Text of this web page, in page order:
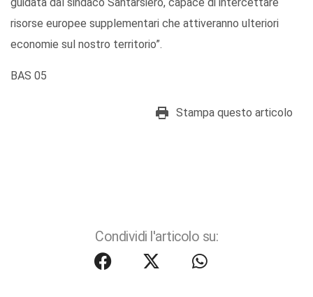
guidata dal sindaco Santarsiero, capace di intercettare
risorse europee supplementari che attiveranno ulteriori
economie sul nostro territorio”.
BAS 05
Stampa questo articolo
Condividi l'articolo su: